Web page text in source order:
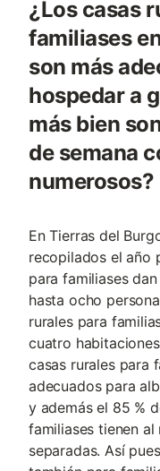
¿Los casas
familiases
son más
hospedar a
más bien
de semana
numerosos?
En Tierras del
recopilados el año
para familiases
hasta ocho
rurales para
cuatro
casas rurales para
adecuados para
y además el 85 %
familiases tienen
separadas. Así